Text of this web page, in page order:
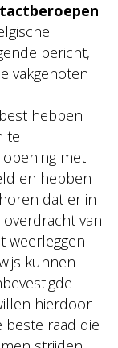
bericht,
vakgenoten
hebben
te
met
en hebben
dat er in
van
weerleggen
kunnen
hierdoor
beste raad die